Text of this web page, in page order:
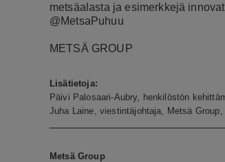
metsäalasta ja esimerkkejä
@MetsaPuhuu
METSÄ GROUP
Lisätietoja:
Päivi Palosaari-Aubry, henkilöstön
Juha Laine, viestintäjohtaja, Metsä Group,
Metsä Group